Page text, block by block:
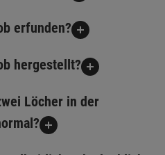
erfunden?
hergestellt?
Löcher in der